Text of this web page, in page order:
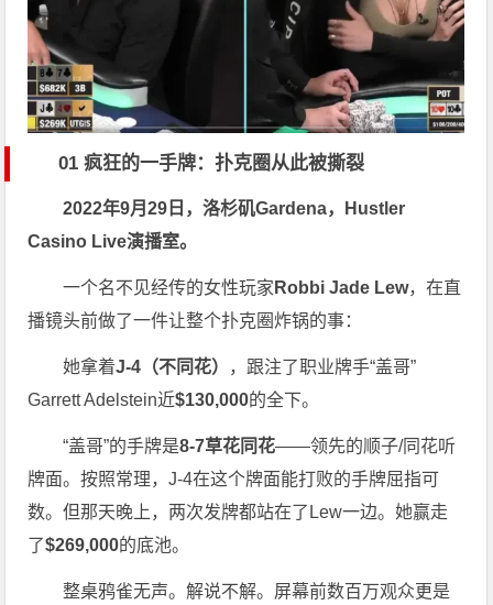
01 疯狂的一手牌：扑克圈从此被撕裂
2022年9月29日，洛杉矶Gardena，Hustler
Casino Live演播室。
一个名不见经传的女性玩家 Robbi Jade Lew，在直
播镜头前做了一件让整个扑克圈炸锅的事：
她拿着J-4（不同花） ，跟注了职业牌手“盖哥”
Garrett Adelstein近$130,000的全下。
“盖哥”的手牌是8-7草花同花——领先的顺子/同花听
牌面。按照常理，J-4在这个牌面能打败的手牌屈指可
数。但那天晚上，两次发牌都站在了Lew一边。她赢走
了$269,000的底池。
整桌鸦雀无声。解说不解。屏幕前数百万观众更是